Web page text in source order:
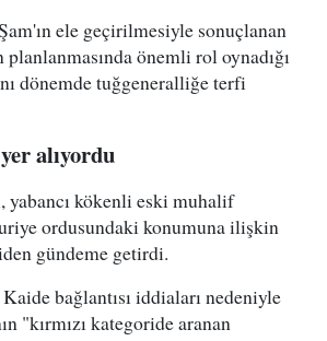
ele geçirilmesiyle sonuçlanan
önemli rol oynadığı
dönemde tuğgeneralliğe terfi
alıyordu
yabancı kökenli eski muhalif
ordusundaki konumuna ilişkin
gündeme getirdi.
bağlantısı iddiaları nedeniyle
"kırmızı kategoride aranan